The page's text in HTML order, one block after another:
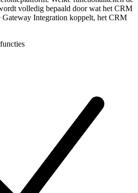
volledig bepaald door wat het CRM
Gateway Integration koppelt, het CRM